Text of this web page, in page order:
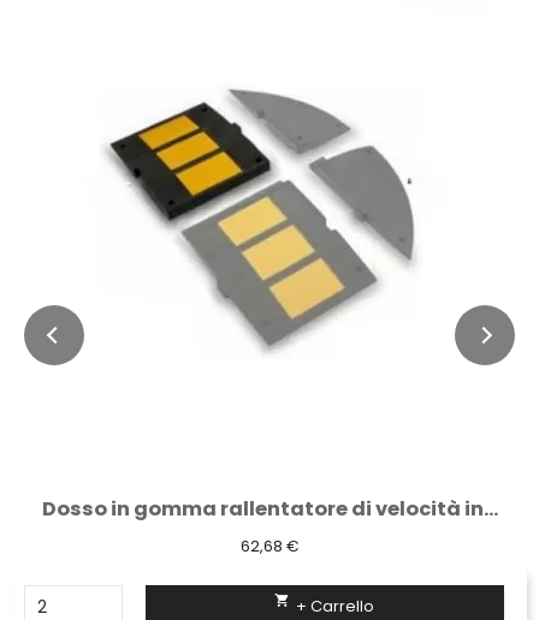
Dosso in gomma rallentatore di velocità in...
62,68 €
 + Carrello